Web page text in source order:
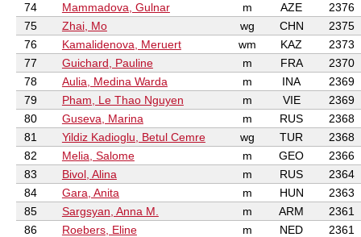
74
Mammadova, Gulnar m AZE
2376
75
Zhai, Mo wg CHN
2375
76
Kamalidenova, Meruert wm KAZ
2373
77
Guichard, Pauline m FRA
2370
78
Aulia, Medina Warda m INA
2369
79
Pham, Le Thao Nguyen m VIE
2369
80
Guseva, Marina m RUS
2368
81
Yildiz Kadioglu, Betul Cemre wg TUR
2368
82
Melia, Salome m GEO
2366
83
Bivol, Alina m RUS
2364
84
Gara, Anita m HUN
2363
85
Sargsyan, Anna M. m ARM
2361
86
Roebers, Eline m NED
2361